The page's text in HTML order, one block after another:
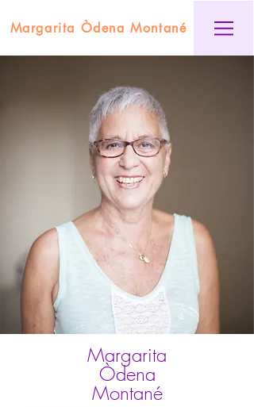
Margarita Òdena Montané
Margarita
Òdena
Montané